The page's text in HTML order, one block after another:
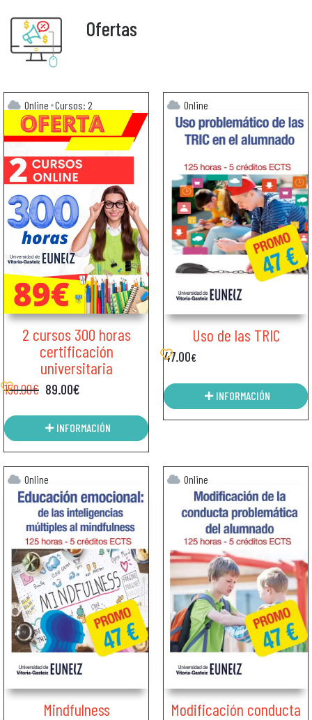
Ofertas
Online Cursos: 2
2 cursos 300 horas
certificación
universitaria
150.00€ 89.00€
INFORMACIÓN
Online
Uso de las TRIC
47.00€
INFORMACIÓN
Online
Mindfulness
Online
Modificación conducta